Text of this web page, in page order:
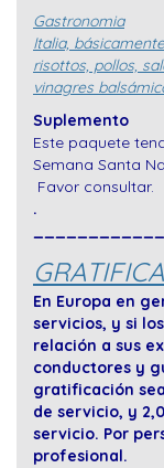
Gastronomia
Italia,
risottos, pollos,
vinagres
Suplemento
Este paquete
Semana Santa
Favor consultar.
.
En Europa en
servicios, y si
relación a sus
conductores y
gratificación
de servicio, y
servicio. Por
profesional.